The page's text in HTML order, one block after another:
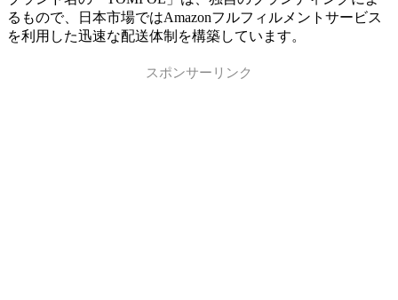
るもので、日本市場ではAmazonフルフィルメントサービス
を利用した迅速な配送体制を構築しています。
スポンサーリンク